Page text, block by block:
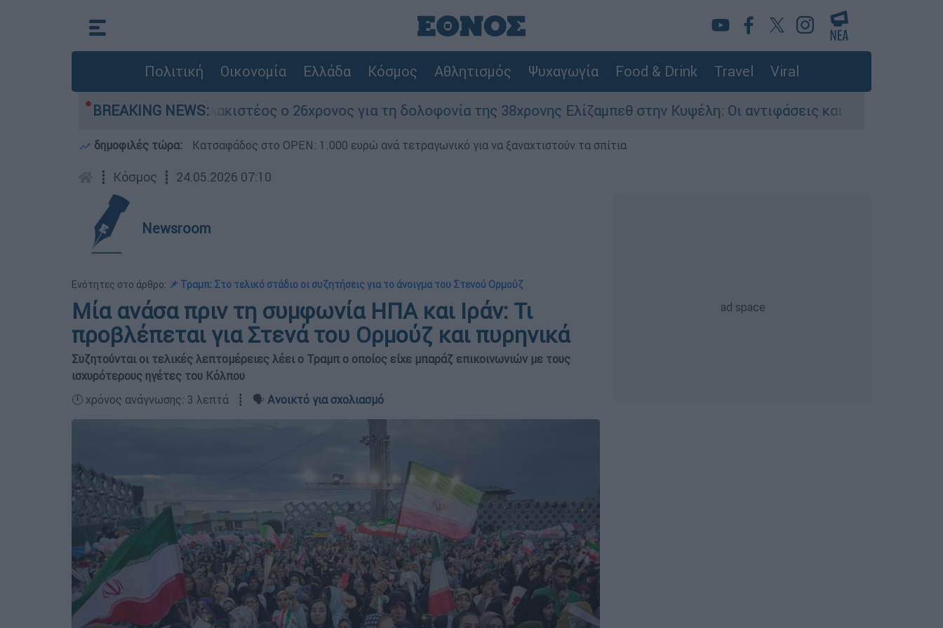
Πολιτική Οικονομία Ελλάδα Κόσμος Αθλητισμός Ψυχαγωγία Food & Drink Travel Viral
BREAKING NEWS:
Προφυλακιστέος ο 26χρονος για τη δολοφονία της 38χρονης Ελίζαμπεθ στην Κυψέλη: Οι αντιφάσεις και το τρίτο πρόσωπο
δημοφιλές τώρα: Κατσαφάδος στο OPEN: 1.000 ευρώ ανά τετραγωνικό για να ξαναχτιστούν τα σπίτια
┋ Κόσμος ┋ 24.05.2026 07:10
Newsroom
Ενότητες στο άρθρο: 📌 Τραμπ: Στο τελικό στάδιο οι συζητήσεις για το άνοιγμα του Στενού Ορμούζ
Μία ανάσα πριν τη συμφωνία ΗΠΑ και Ιράν: Τι
προβλέπεται για Στενά του Ορμούζ και πυρηνικά
Συζητούνται οι τελικές λεπτομέρειες λέει ο Τραμπ ο οποίος είχε μπαράζ επικοινωνιών με τους
ισχυρότερους ηγέτες του Κόλπου
🕛 χρόνος ανάγνωσης: 3 λεπτά ┋ 🗣️ Ανοικτό για σχολιασμό